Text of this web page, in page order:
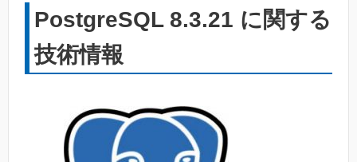
PostgreSQL 8.3.21 に関する
技術情報